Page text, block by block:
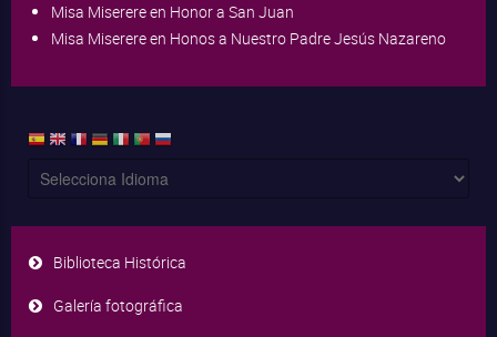
Misa Miserere en Honor a San Juan
Misa Miserere en Honos a Nuestro Padre Jesús Nazareno
Biblioteca Histórica
Galería fotográfica